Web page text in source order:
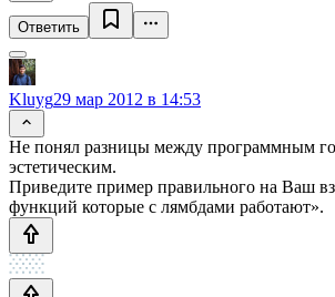
Ответить
Kluyg29 мар 2012 в 14:53
Не понял разницы между программным
эстетическим.
Приведите пример правильного на Ваш
функций которые с лямбдами работают».